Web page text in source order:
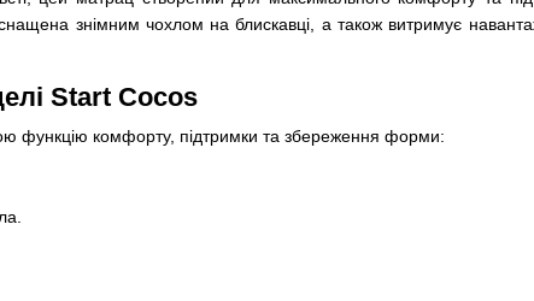
знімним чохлом на блискавці, а також витримує
Start Cocos
функцію комфорту, підтримки та збереження форми: